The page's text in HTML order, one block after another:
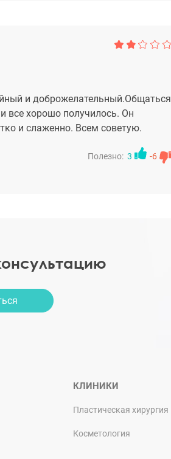
и доброжелательный.Общаться
все хорошо получилось. Он
и слаженно. Всем советую.
Полезно: 3 -6
КЛИНИКИ
Пластическая хирургия
Косметология